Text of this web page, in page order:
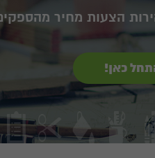
הצעות מחיר
כאן!